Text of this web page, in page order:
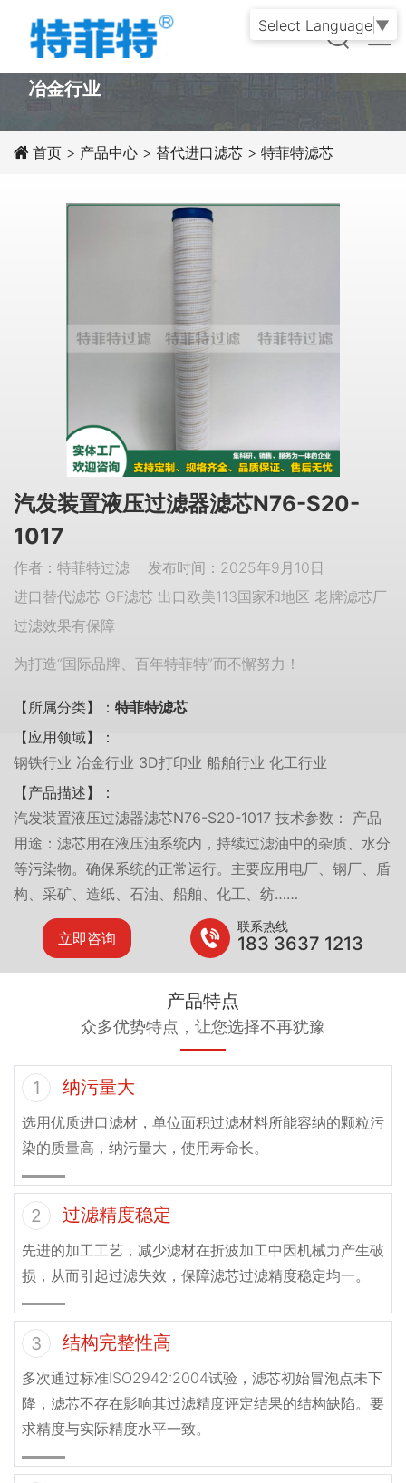
PRODUCT
冶金行业
首页 > 产品中心 > 替代进口滤芯 > 特菲特滤芯
汽发装置液压过滤器滤芯N76-S20-
1017
作者：特菲特过滤 发布时间：2025年9月10日
进口替代滤芯 GF滤芯 出口欧美113国家和地区 老牌滤芯厂
过滤效果有保障
为打造“国际品牌、百年特菲特”而不懈努力！
【所属分类】： 特菲特滤芯
【应用领域】：
钢铁行业 冶金行业 3D打印业 船舶行业 化工行业
【产品描述】：
汽发装置液压过滤器滤芯N76-S20-1017 技术参数： 产品
用途：滤芯用在液压油系统内，持续过滤油中的杂质、水分
等污染物。确保系统的正常运行。主要应用电厂、钢厂、盾
构、采矿、造纸、石油、船舶、化工、纺……
立即咨询
联系热线
183 3637 1213
产品特点
众多优势特点，让您选择不再犹豫
1 纳污量大
选用优质进口滤材，单位面积过滤材料所能容纳的颗粒污
染的质量高，纳污量大，使用寿命长。
2 过滤精度稳定
先进的加工工艺，减少滤材在折波加工中因机械力产生破
损，从而引起过滤失效，保障滤芯过滤精度稳定均一。
3 结构完整性高
多次通过标准ISO2942:2004试验，滤芯初始冒泡点未下
降，滤芯不存在影响其过滤精度评定结果的结构缺陷。要
求精度与实际精度水平一致。
Select Language ▼